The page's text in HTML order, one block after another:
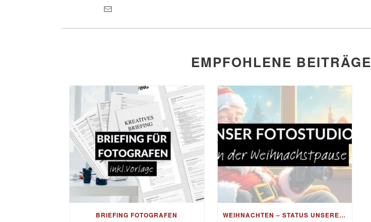
EMPFOHLENE BEITRÄGE
BRIEFING FOTOGRAFEN WEIHNACHTEN – STATUS UNSERES FOTOSTUDIOS